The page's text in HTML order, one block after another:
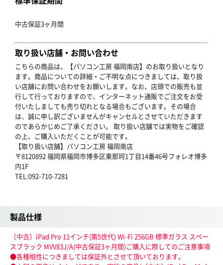
中古保証3ヶ月間
取り扱い店舗・お問い合わせ
こちらの商品は、【パソコン工房 福岡南店】のお取り扱いとなり
ます。商品についての詳細・ご不明な点につきましては、取り扱
い店舗にお問い合わせをお願いします。なお、店頭での販売も並
行して行っておりますので、インターネット通販でご注文をお受
付いたしましても売り切れとなる場合もございます。その場合
は、誠に申し訳ございませんがキャンセルとさせていただきます
のであらかじめご了承ください。 取り扱い店舗では実物をご確認
の上、ご購入いただくことが可能です。
【取り扱い店舗】パソコン工房 福岡南店
〒8120892 福岡県福岡市博多区東那珂1丁目14番46号フォレオ博多
内1F
TEL:092-710-7281
製品仕様
〔中古〕iPad Pro 11インチ(第5世代) Wi-Fi 256GB 標準ガラス スペー
スブラック MVV83J/A(中古保証3ヶ月間)ご購入に際してのご注意事項
●各種相性につきましては保証外とさせて頂いております。